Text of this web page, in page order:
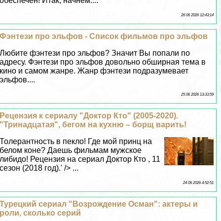
26 06 2026 12:43:14
Фэнтези про эльфов - Список фильмов про эльфов
Любите фэнтези про эльфов? Значит Вы попали по
адресу. Фэнтези про эльфов довольно обширная тема в
кино и самом жанре. Жанр фэнтези подразумевает
эльфов....
25 06 2026 13:33:59
Рецензия к сериалу "Доктор Кто" (2005-2020).
"Тринадцатая", бегом на кухню – борщ варить!
Толерантность в пекло! Где мой принц на
белом коне? Даешь фильмам мужское
либидо! Рецензия на сериал Доктор Кто , 11
сезон (2018 год).' /> ...
24 06 2026 4:52:51
Турецкий сериал "Возрождение Осман": актеры и
роли, сколько серий